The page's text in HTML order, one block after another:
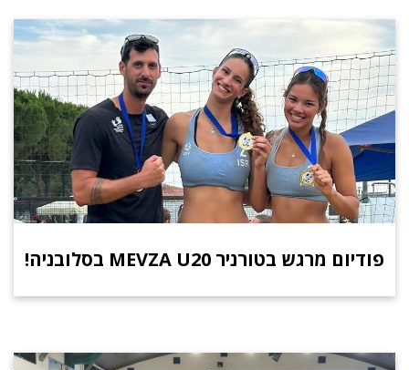
פודיום מרגש בטורניר MEVZA U20 בסלובניה!